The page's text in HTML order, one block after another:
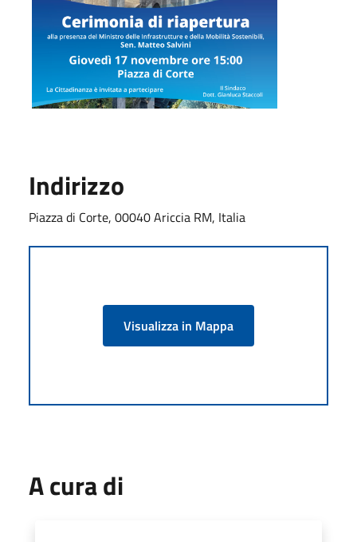
Indirizzo
Piazza di Corte, 00040 Ariccia RM, Italia
Visualizza in Mappa
A cura di